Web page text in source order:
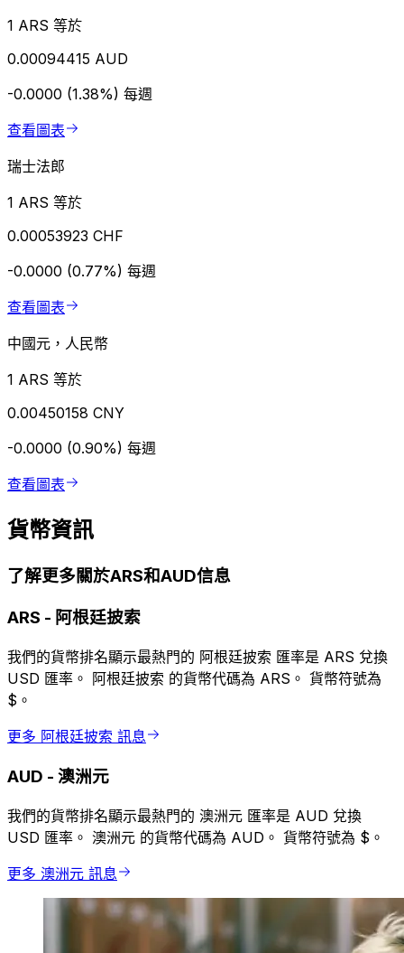
1 ARS 等於
0.00094415 AUD
-0.0000 (1.38%) 每週
查看圖表
瑞士法郎
1 ARS 等於
0.00053923 CHF
-0.0000 (0.77%) 每週
查看圖表
中國元，人民幣
1 ARS 等於
0.00450158 CNY
-0.0000 (0.90%) 每週
查看圖表
貨幣資訊
了解更多關於ARS和AUD信息
ARS - 阿根廷披索
我們的貨幣排名顯示最熱門的 阿根廷披索 匯率是 ARS 兌換
USD 匯率。 阿根廷披索 的貨幣代碼為 ARS。 貨幣符號為
$。
更多 阿根廷披索 訊息
AUD - 澳洲元
我們的貨幣排名顯示最熱門的 澳洲元 匯率是 AUD 兌換
USD 匯率。 澳洲元 的貨幣代碼為 AUD。 貨幣符號為 $。
更多 澳洲元 訊息